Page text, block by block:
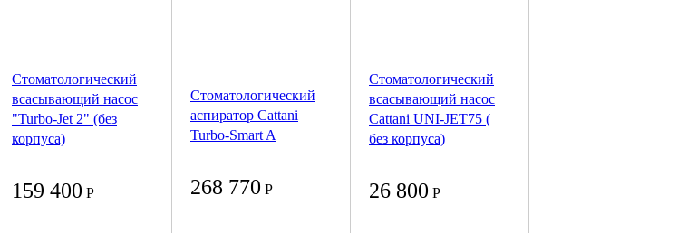
Стоматологический
всасывающий насос
"Turbo-Jet 2" (без
корпуса)
159 400 Р
Стоматологический
аспиратор Cattani
Turbo-Smart A
268 770 Р
Стоматологический
всасывающий насос
Cattani UNI-JET75 (
без корпуса)
26 800 Р